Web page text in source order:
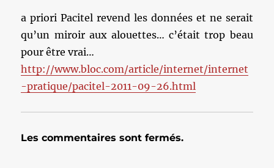
a priori Pacitel revend les données et ne serait
qu’un miroir aux alouettes… c’était trop beau
pour être vrai…
http://www.bloc.com/article/internet/internet
-pratique/pacitel-2011-09-26.html
Les commentaires sont fermés.